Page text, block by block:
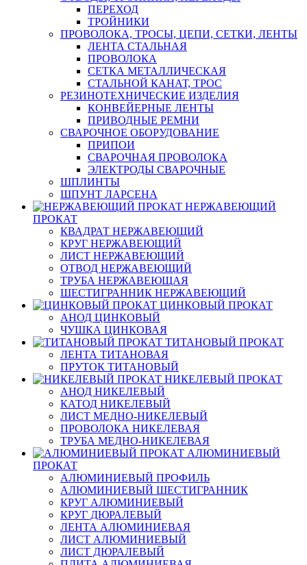
ПЕРЕХОД
ТРОЙНИКИ
ПРОВОЛОКА, ТРОСЫ, ЦЕПИ, СЕТКИ, ЛЕНТЫ
ЛЕНТА СТАЛЬНАЯ
ПРОВОЛОКА
СЕТКА МЕТАЛЛИЧЕСКАЯ
СТАЛЬНОЙ КАНАТ, ТРОС
РЕЗИНОТЕХНИЧЕСКИЕ ИЗДЕЛИЯ
КОНВЕЙЕРНЫЕ ЛЕНТЫ
ПРИВОДНЫЕ РЕМНИ
СВАРОЧНОЕ ОБОРУДОВАНИЕ
ПРИПОИ
СВАРОЧНАЯ ПРОВОЛОКА
ЭЛЕКТРОДЫ СВАРОЧНЫЕ
ШПЛИНТЫ
ШПУНТ ЛАРСЕНА
НЕРЖАВЕЮЩИЙ
ПРОКАТ
КВАДРАТ НЕРЖАВЕЮЩИЙ
КРУГ НЕРЖАВЕЮЩИЙ
ЛИСТ НЕРЖАВЕЮЩИЙ
ОТВОД НЕРЖАВЕЮЩИЙ
ТРУБА НЕРЖАВЕЮЩАЯ
ШЕСТИГРАННИК НЕРЖАВЕЮЩИЙ
ЦИНКОВЫЙ ПРОКАТ
АНОД ЦИНКОВЫЙ
ЧУШКА ЦИНКОВАЯ
ТИТАНОВЫЙ ПРОКАТ
ЛЕНТА ТИТАНОВАЯ
ПРУТОК ТИТАНОВЫЙ
НИКЕЛЕВЫЙ ПРОКАТ
АНОД НИКЕЛЕВЫЙ
КАТОД НИКЕЛЕВЫЙ
ЛИСТ МЕДНО-НИКЕЛЕВЫЙ
ПРОВОЛОКА НИКЕЛЕВАЯ
ТРУБА МЕДНО-НИКЕЛЕВАЯ
АЛЮМИНИЕВЫЙ
ПРОКАТ
АЛЮМИНИЕВЫЙ ПРОФИЛЬ
АЛЮМИНИЕВЫЙ ШЕСТИГРАННИК
КРУГ АЛЮМИНИЕВЫЙ
КРУГ ДЮРАЛЕВЫЙ
ЛЕНТА АЛЮМИНИЕВАЯ
ЛИСТ АЛЮМИНИЕВЫЙ
ЛИСТ ДЮРАЛЕВЫЙ